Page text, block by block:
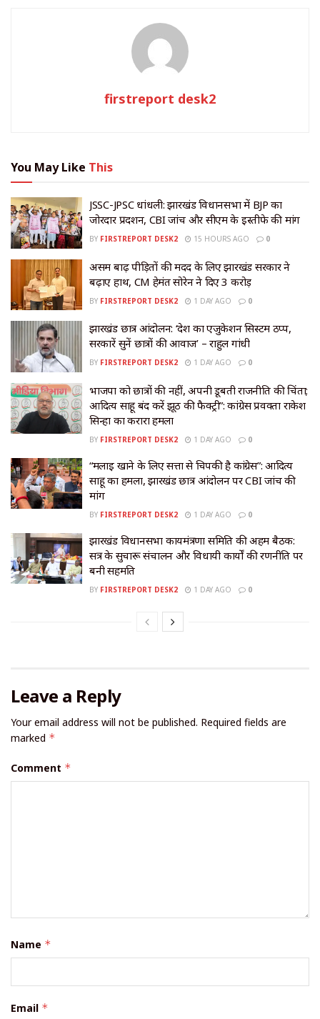
firstreport desk2
You May Like This
JSSC-JPSC धांधली: झारखंड विधानसभा में BJP का
जोरदार प्रदर्शन, CBI जांच और सीएम के इस्तीफे की मांग
BY FIRSTREPORT DESK2 15 HOURS AGO 0
असम बाढ़ पीड़ितों की मदद के लिए झारखंड सरकार ने
बढ़ाए हाथ, CM हेमंत सोरेन ने दिए ₹3 करोड़
BY FIRSTREPORT DESK2 1 DAY AGO 0
झारखंड छात्र आंदोलन: ‘देश का एजुकेशन सिस्टम ठप्प,
सरकारें सुनें छात्रों की आवाज’ – राहुल गांधी
BY FIRSTREPORT DESK2 1 DAY AGO 0
भाजपा को छात्रों की नहीं, अपनी डूबती राजनीति की चिंता;
आदित्य साहू बंद करें झूठ की फैक्ट्री”: कांग्रेस प्रवक्ता राकेश
सिन्हा का करारा हमला
BY FIRSTREPORT DESK2 1 DAY AGO 0
“मलाई खाने के लिए सत्ता से चिपकी है कांग्रेस”: आदित्य
साहू का हमला, झारखंड छात्र आंदोलन पर CBI जांच की
मांग
BY FIRSTREPORT DESK2 1 DAY AGO 0
झारखंड विधानसभा कार्यमंत्रणा समिति की अहम बैठक:
सत्र के सुचारू संचालन और विधायी कार्यों की रणनीति पर
बनी सहमति
BY FIRSTREPORT DESK2 1 DAY AGO 0
Leave a Reply
Your email address will not be published. Required fields are
marked *
Comment *
Name *
Email *